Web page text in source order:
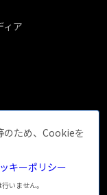
ィア
シー サイトポリシー
のため、Cookieを
キーポリシー
いません。